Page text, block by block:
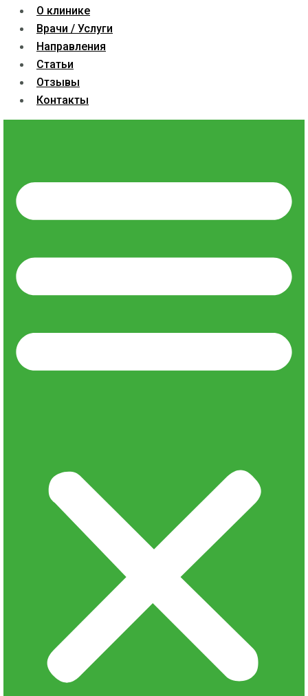
О клинике
Врачи / Услуги
Направления
Статьи
Отзывы
Контакты